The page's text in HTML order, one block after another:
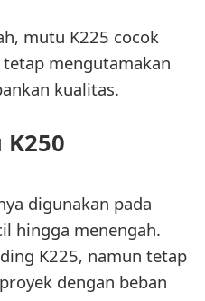
mutu K225 cocok
mengutamakan
kualitas.
digunakan pada
hingga menengah.
K225, namun tetap
dengan beban